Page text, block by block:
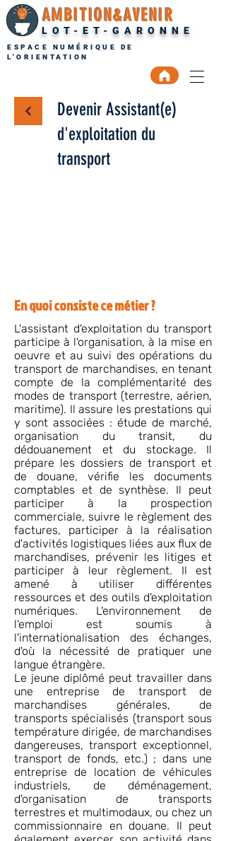
AMBITION&AVENIR
LOT-ET-GARONNE
ESPACE NUMÉRIQUE DE
L'ORIENTATION
Devenir Assistant(e)
d'exploitation du
transport
En quoi consiste ce métier ?
L'assistant d'exploitation du transport
participe à l'organisation, à la mise en
oeuvre et au suivi des opérations du
transport de marchandises, en tenant
compte de la complémentarité des
modes de transport (terrestre, aérien,
maritime). Il assure les prestations qui
y sont associées : étude de marché,
organisation du transit, du
dédouanement et du stockage. Il
prépare les dossiers de transport et
de douane, vérifie les documents
comptables et de synthèse. Il peut
participer à la prospection
commerciale, suivre le règlement des
factures, participer à la réalisation
d'activités logistiques liées aux flux de
marchandises, prévenir les litiges et
participer à leur règlement. Il est
amené à utiliser différentes
ressources et des outils d'exploitation
numériques. L'environnement de
l'emploi est soumis à
l'internationalisation des échanges,
d'où la nécessité de pratiquer une
langue étrangère.
Le jeune diplômé peut travailler dans
une entreprise de transport de
marchandises générales, de
transports spécialisés (transport sous
température dirigée, de marchandises
dangereuses, transport exceptionnel,
transport de fonds, etc.) ; dans une
entreprise de location de véhicules
industriels, de déménagement,
d'organisation de transports
terrestres et multimodaux, ou chez un
commissionnaire en douane. Il peut